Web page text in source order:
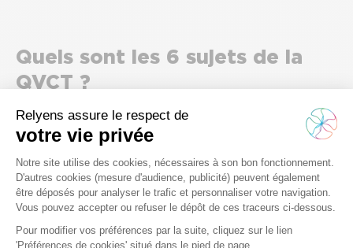
Quels sont les 6 sujets de la
QVCT ?
Pour progresser concrètement sur la QVCT, il est
indispensable de s’accorder en interne sur les sujets à traiter.
L’ANACT a élaboré un référentielfondé sur la réalité du
terrain et conçu pour vous accompagner.
Organisation, contenu et réalisation du